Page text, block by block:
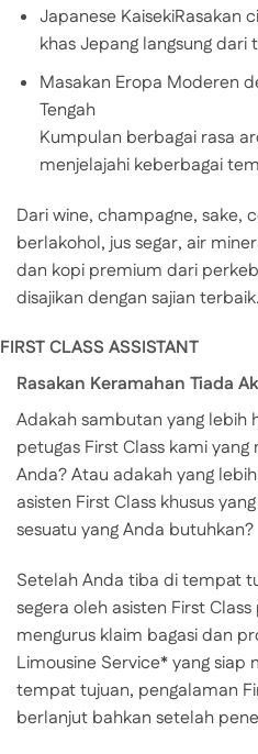
Japanese KaisekiRasakan
khas Jepang langsung
Masakan Eropa Moderen
Tengah
Kumpulan berbagai rasa
menjelajahi keberbagai
Dari wine, champagne, sake,
berlakohol, jus segar, air
dan kopi premium dari
disajikan dengan sajian terbaik.
FIRST CLASS ASSISTANT
Rasakan Keramahan Tiada
Adakah sambutan yang lebih
petugas First Class kami
Anda? Atau adakah yang
asisten First Class khusus
sesuatu yang Anda butuhkan?
Setelah Anda tiba di tempat
segera oleh asisten First
mengurus klaim bagasi dan
Limousine Service* yang siap
tempat tujuan, pengalaman
berlanjut bahkan setelah